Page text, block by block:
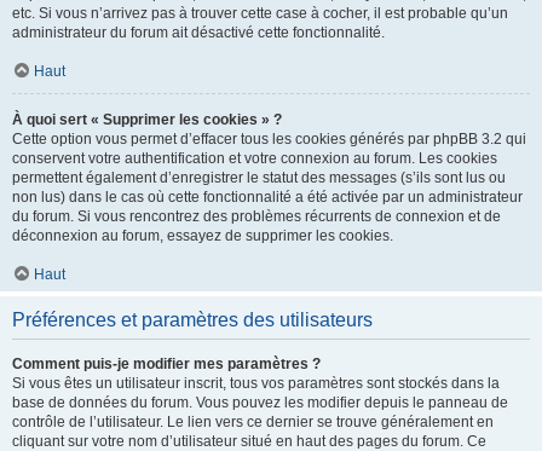
etc. Si vous n’arrivez pas à trouver cette case à cocher, il est probable qu’un
administrateur du forum ait désactivé cette fonctionnalité.
Haut
À quoi sert « Supprimer les cookies » ?
Cette option vous permet d’effacer tous les cookies générés par phpBB 3.2 qui
conservent votre authentification et votre connexion au forum. Les cookies
permettent également d’enregistrer le statut des messages (s’ils sont lus ou
non lus) dans le cas où cette fonctionnalité a été activée par un administrateur
du forum. Si vous rencontrez des problèmes récurrents de connexion et de
déconnexion au forum, essayez de supprimer les cookies.
Haut
Préférences et paramètres des utilisateurs
Comment puis-je modifier mes paramètres ?
Si vous êtes un utilisateur inscrit, tous vos paramètres sont stockés dans la
base de données du forum. Vous pouvez les modifier depuis le panneau de
contrôle de l’utilisateur. Le lien vers ce dernier se trouve généralement en
cliquant sur votre nom d’utilisateur situé en haut des pages du forum. Ce